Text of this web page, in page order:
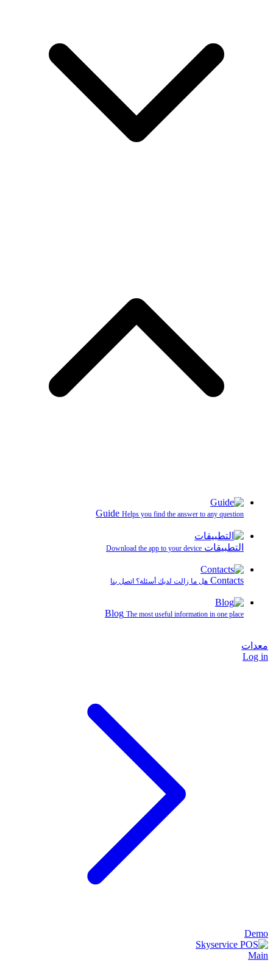
Guide Helps you find the answer to any question
التطبيقات Download the app to your device
Contacts هل ما زالت لديك أسئلة؟ اتصل بنا
Blog The most useful information in one place
معدات
Log in
Demo
Main